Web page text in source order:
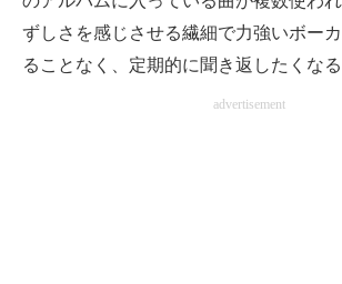
ずしさを感じさせる繊細で力強いボー
ることなく、定期的に聞き返したくなる
advertisement